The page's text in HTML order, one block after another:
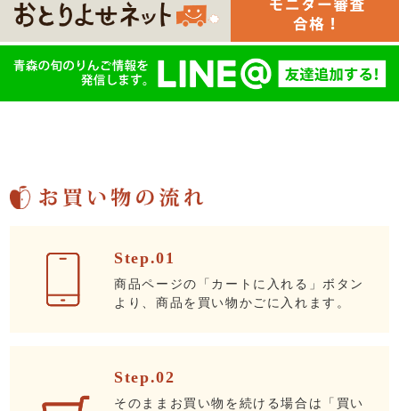
Step.01
商品ページの「カートに入れる」ボタン
より、商品を買い物かごに入れます。
Step.02
そのままお買い物を続ける場合は「買い